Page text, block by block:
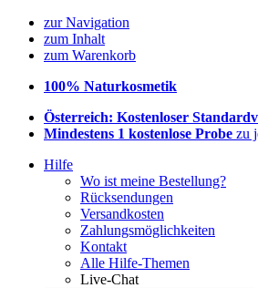
zur Navigation
zum Inhalt
zum Warenkorb
100% Naturkosmetik
Österreich: Kostenloser
Mindestens 1 kostenlose Probe zu
Hilfe
Wo ist meine Bestellung?
Rücksendungen
Versandkosten
Zahlungsmöglichkeiten
Kontakt
Alle Hilfe-Themen
Live-Chat